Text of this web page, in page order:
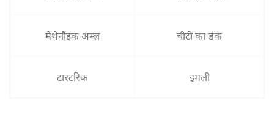
मेथेनौइक अम्ल चीटी का डंक
टारटरिक इमली